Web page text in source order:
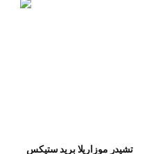
تشيدر موزاريلا بريد ستيكس